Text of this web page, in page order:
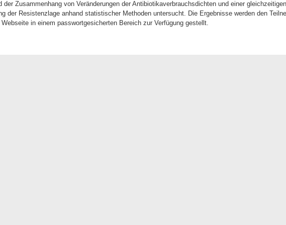
der Zusammenhang von Veränderungen der Antibiotikaverbrauchsdichten und einer
der Resistenzlage anhand statistischer Methoden untersucht. Die Ergebnisse werden den
in einem passwortgesicherten Bereich zur Verfügung gestellt.